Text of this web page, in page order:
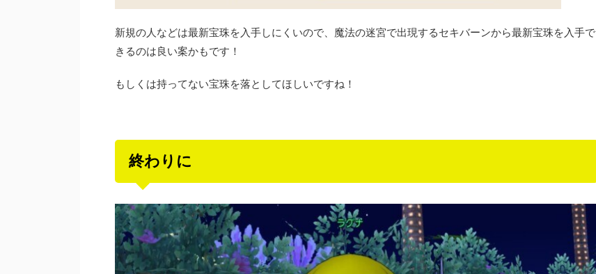
新規の人などは最新宝珠を入手しにくいので、魔法の迷宮で出現するセキバーンから最新宝珠を入手で
きるのは良い案かもです！
もしくは持ってない宝珠を落としてほしいですね！
終わりに